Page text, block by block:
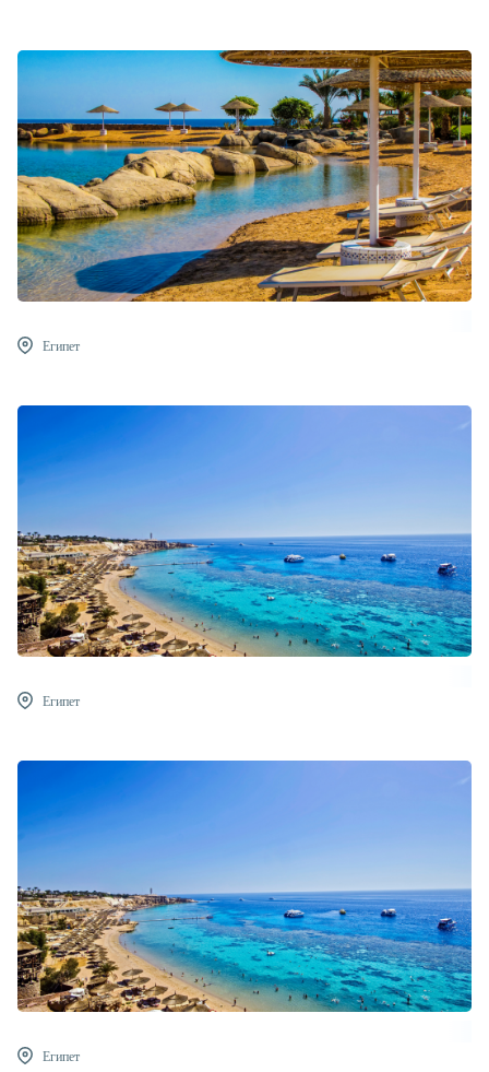
Египет
Египет
Египет